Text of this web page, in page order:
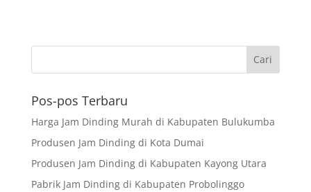
Pos-pos Terbaru
Harga Jam Dinding Murah di Kabupaten Bulukumba
Produsen Jam Dinding di Kota Dumai
Produsen Jam Dinding di Kabupaten Kayong Utara
Pabrik Jam Dinding di Kabupaten Probolinggo